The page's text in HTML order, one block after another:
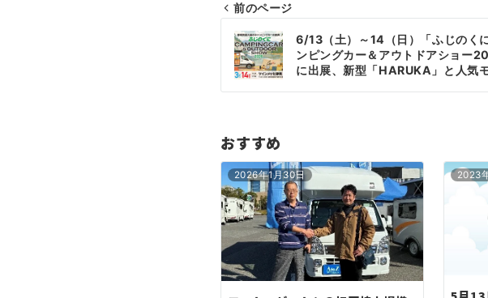
投
稿
ナ
ゲ
ー
シ
ョ
ン
前のページ
6/13（土）～14（日）「ふじのく
ンピングカー＆アウトドアショー
に出展、新型「HARUKA」と人気
おすすめ
2026年1月30日 2023